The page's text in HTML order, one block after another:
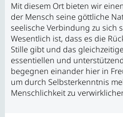
Mit diesem Ort bieten wir
der Mensch seine göttliche
seelische Verbindung zu sich
Wesentlich ist, dass es die
Stille gibt und das
essentiellen und
begegnen einander hier in
um durch Selbsterkenntnis
Menschlichkeit zu